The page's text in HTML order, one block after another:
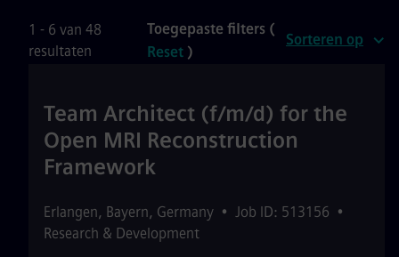
1 - 6 van 48
resultaten
Toegepaste filters (
Reset )
Sorteren op
Team Architect (f/m/d) for the
Open MRI Reconstruction
Framework
Erlangen, Bayern, Germany • Job ID: 513156 •
Research & Development